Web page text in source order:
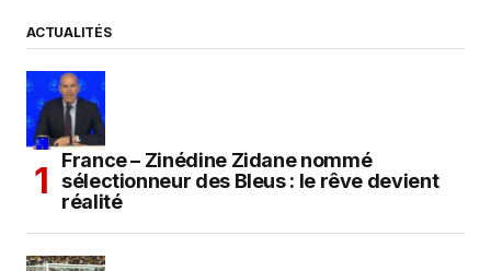
ACTUALITÉS
France – Zinédine Zidane nommé
sélectionneur des Bleus : le rêve devient
réalité